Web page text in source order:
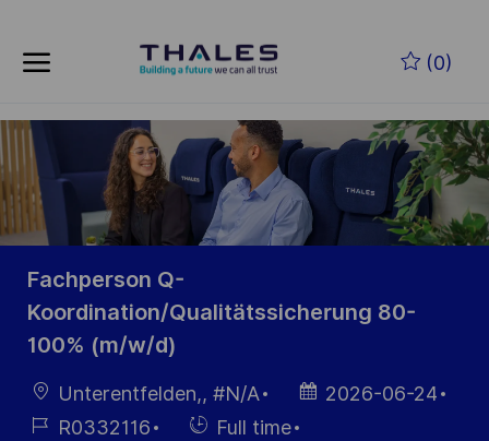
(0)
-
Fachperson Q-
Koordination/Qualitätssicherung 80-
100% (m/w/d)
LocationUnterentfelden,, #N/A
Posted
Date
2026-06-24
Job R0332116
HiringFull time